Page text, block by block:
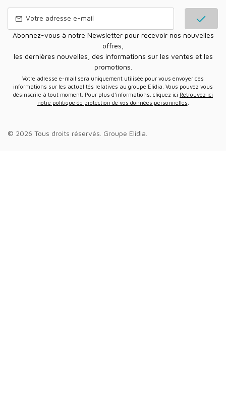
Abonnez-vous à notre Newsletter pour recevoir nos nouvelles
offres,
les dernières nouvelles, des informations sur les ventes et les
promotions.
Votre adresse e-mail sera uniquement utilisée pour vous envoyer des
informations sur les actualités relatives au groupe Elidia. Vous pouvez vous
désinscrire à tout moment. Pour plus d’informations, cliquez ici Retrouvez ici
notre politique de protection de vos données personnelles
© 2026 Tous droits réservés. Groupe Elidia